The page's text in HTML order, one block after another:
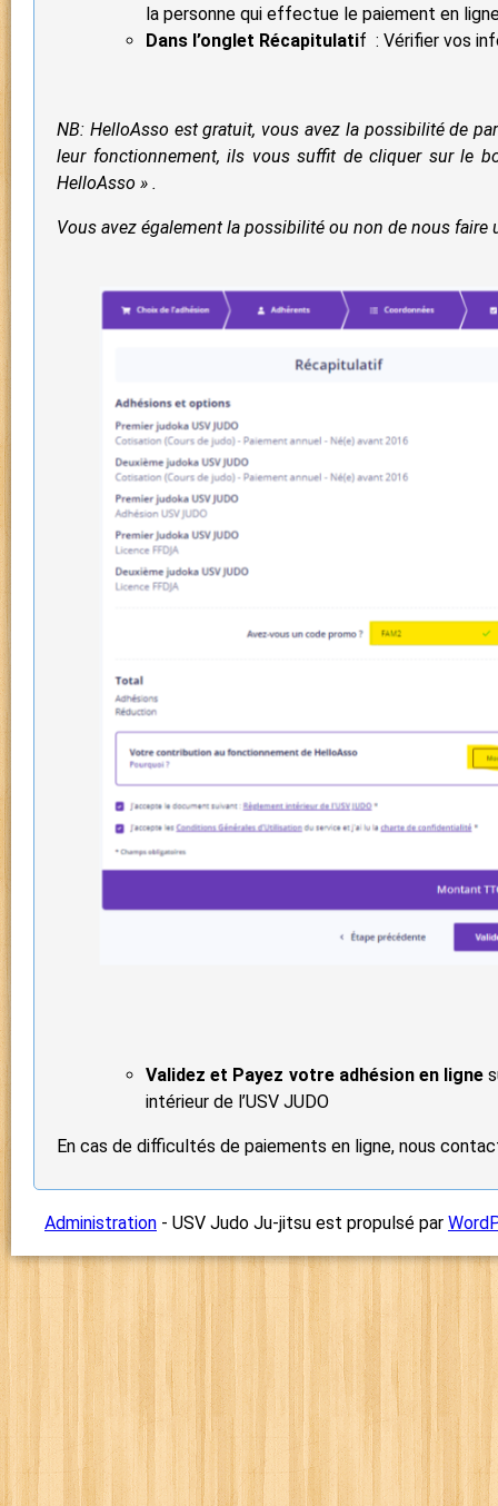
la personne qui effectue le paiement en
Dans l’onglet Récapitulatif : Vérifier vos
NB: HelloAsso est gratuit, vous avez la possibilité de
leur fonctionnement, ils vous suffit de cliquer sur le
HelloAsso » .
Vous avez également la possibilité ou non de nous faire
Validez et Payez votre adhésion en ligne
intérieur de l’USV JUDO
En cas de difficultés de paiements en ligne, nous
Administration - USV Judo Ju-jitsu est propulsé par